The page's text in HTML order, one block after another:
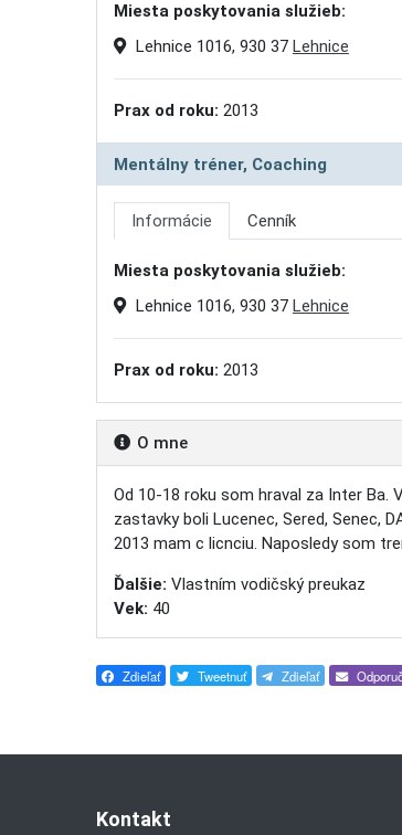
Miesta poskytovania služieb:
Lehnice 1016, 930 37 Lehnice
Prax od roku: 2013
Mentálny tréner, Coaching
Informácie Cenník
Miesta poskytovania služieb:
Lehnice 1016, 930 37 Lehnice
Prax od roku: 2013
O mne
Od 10-18 roku som hraval za Inter Ba.
zastavky boli Lucenec, Sered, Senec,
2013 mam c licnciu. Naposledy som
Ďalšie: Vlastním vodičský preukaz
Vek: 40
Zdieľať Tweetnuť Zdieľať
Kontakt